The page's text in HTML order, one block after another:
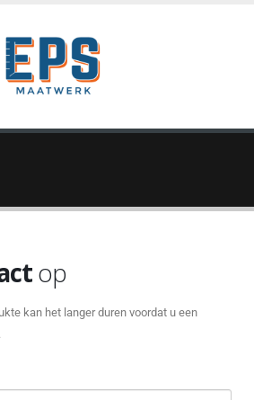
op
kan het langer duren voordat u een